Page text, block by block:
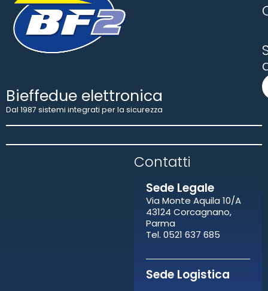
Bieffedue elettronica
Dal 1987 sistemi integrati per la sicurezza
Contatti​
Sede Legale
Via Monte Aquila 10/A
43124 Corcagnano,
Parma
Tel. 0521 637 685
Sede Logistica